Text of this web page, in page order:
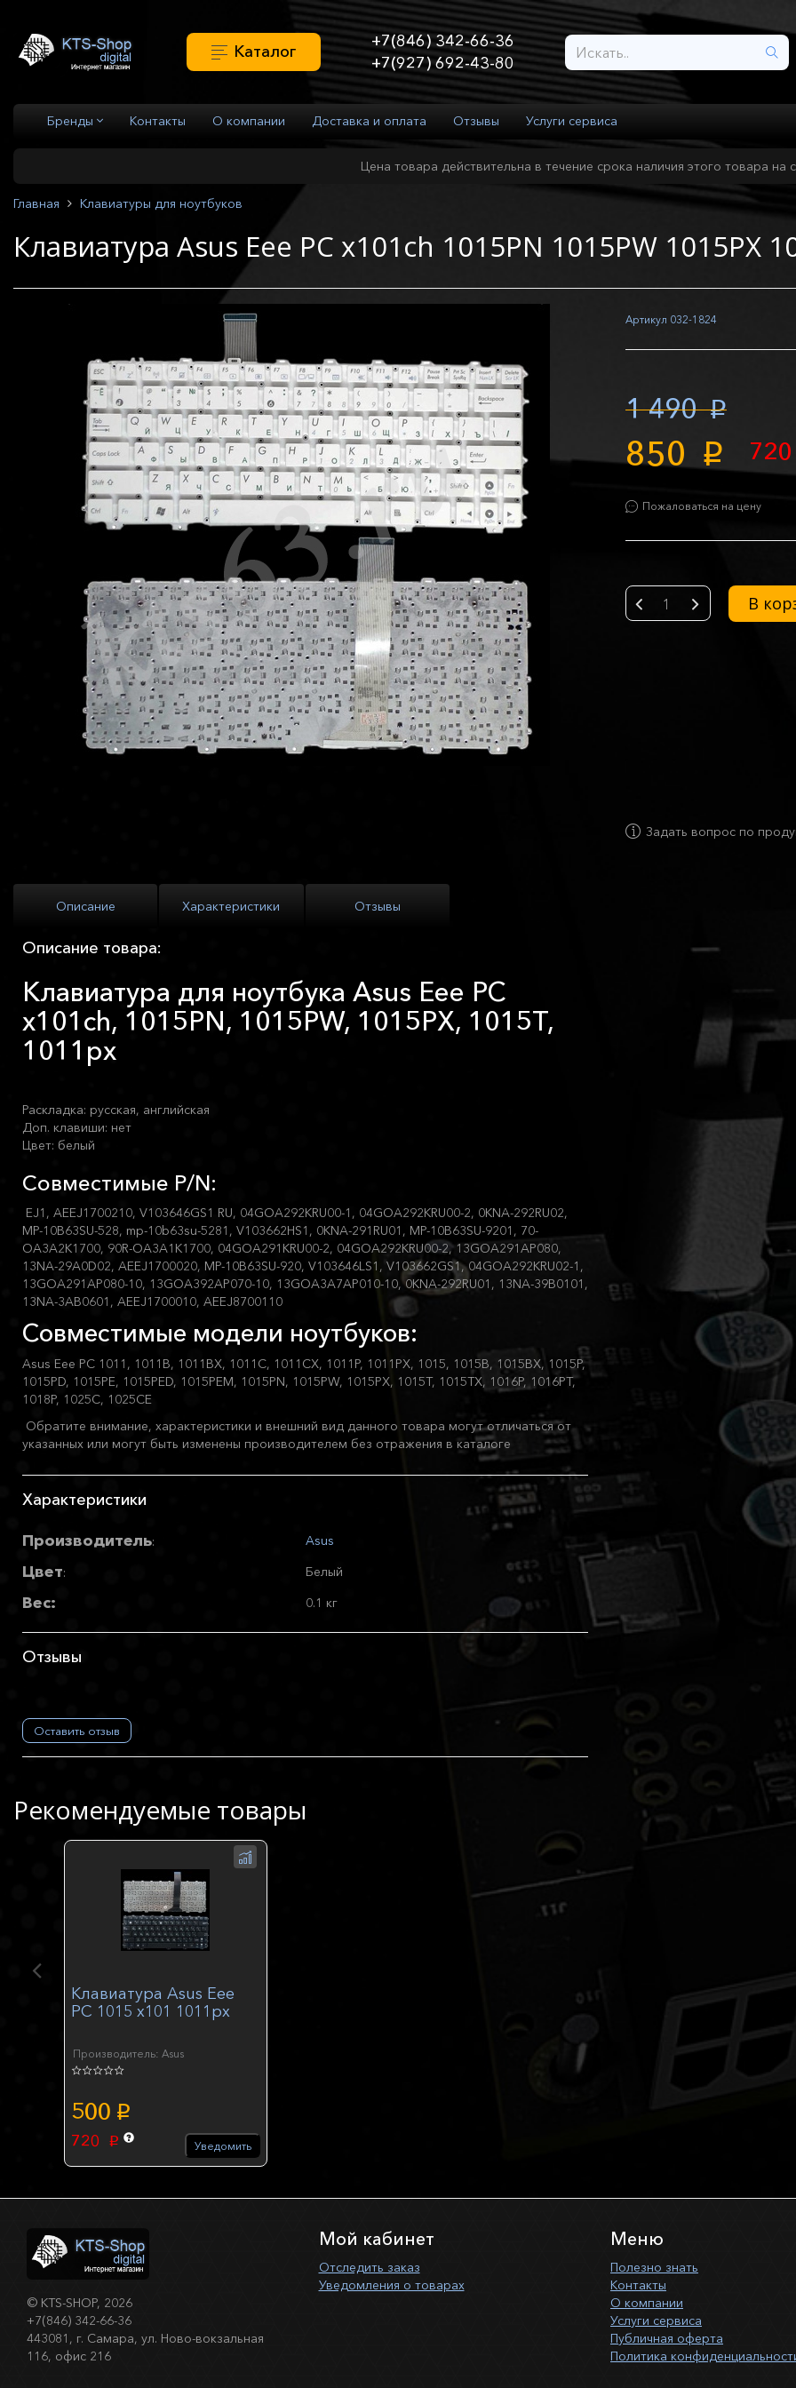
Каталог
+7(846) 342-66-36
+7(927) 692-43-80
Бренды Контакты О компании Доставка и оплата Отзывы Услуги сервиса
Цена товара действительна в течение срока наличия этого товара на
Главная Клавиатуры для ноутбуков
Клавиатура Asus Eee PC x101ch 1015PN 1015PW 1015PX
Артикул 032-1824
1 490 p
850 p
Пожаловаться на цену
- + В
Задать вопрос по
Описание Характеристики Отзывы
Описание товара:
Клавиатура для ноутбука Asus Eee PC
x101ch, 1015PN, 1015PW, 1015PX, 1015T,
1011px
Раскладка: русская, английская
Доп. клавиши: нет
Цвет: белый
Совместимые P/N:
EJ1, AEEJ1700210, V103646GS1 RU, 04GOA292KRU00-1, 04GOA292KRU00-2, 0KNA-292RU02,
MP-10B63SU-528, mp-10b63su-5281, V103662HS1, 0KNA-291RU01, MP-10B63SU-9201, 70-
OA3A2K1700, 90R-OA3A1K1700, 04GOA291KRU00-2, 04GOA292KRU00-2, 13GOA291AP080,
13NA-29A0D02, AEEJ1700020, MP-10B63SU-920, V103646LS1, V103662GS1, 04GOA292KRU02-1,
13GOA291AP080-10, 13GOA392AP070-10, 13GOA3A7AP010-10, 0KNA-292RU01, 13NA-39B0101,
13NA-3AB0601, AEEJ1700010, AEEJ8700110
Совместимые модели ноутбуков:
Asus Eee PC 1011, 1011B, 1011BX, 1011C, 1011CX, 1011P, 1011PX, 1015, 1015B, 1015BX, 1015P,
1015PD, 1015PE, 1015PED, 1015PEM, 1015PN, 1015PW, 1015PX, 1015T, 1015TX, 1016P, 1016PT,
1018P, 1025C, 1025CE
Обратите внимание, характеристики и внешний вид данного товара могут отличаться от
указанных или могут быть изменены производителем без отражения в каталоге
Характеристики
Производитель: Asus
Цвет: Белый
Вес: 0.1 кг
Отзывы
Оставить отзыв
Рекомендуемые товары
Клавиатура Asus Eee
PC 1015 x101 1011px
Производитель: Asus
500 p
720 p Уведомить
© KTS-SHOP, 2026
+7(846) 342-66-36
443081, г. Самара, ул. Ново-вокзальная
116, офис 216
Мой кабинет
Отследить заказ
Уведомления о товарах
Меню
Полезно знать
Контакты
О компании
Услуги сервиса
Публичная оферта
Политика